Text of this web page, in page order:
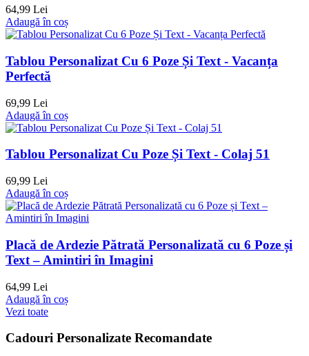
64,99 Lei
Adaugă în coș
Tablou Personalizat Cu 6 Poze Și Text - Vacanța
Perfectă
69,99 Lei
Adaugă în coș
Tablou Personalizat Cu Poze Și Text - Colaj 51
69,99 Lei
Adaugă în coș
Placă de Ardezie Pătrată Personalizată cu 6 Poze și
Text – Amintiri în Imagini
64,99 Lei
Adaugă în coș
Vezi toate
Cadouri Personalizate Recomandate